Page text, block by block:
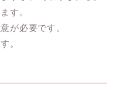
す。
が必要です。
。